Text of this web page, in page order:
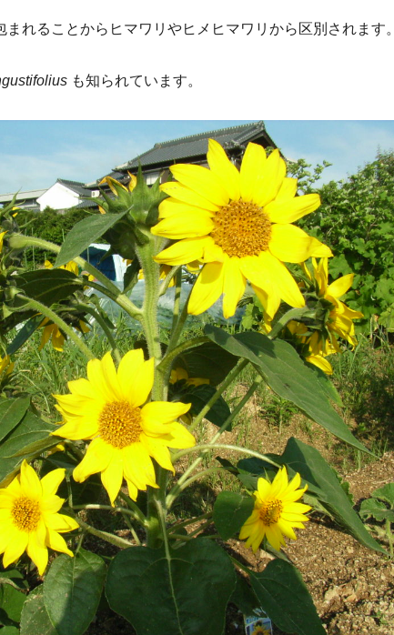
れることからヒマワリやヒメヒマワリから区別されます。
も知られています。